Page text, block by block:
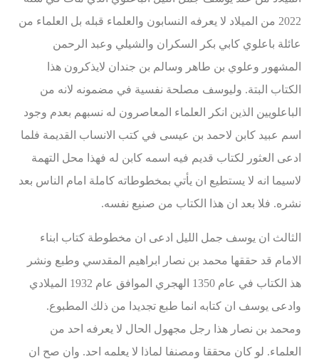
2022 من الميلاد لا يعرفه النسابون والعلماء قبله بل العلماء من
عائلة باعلوي كابي بكر السكران والشيلي وعبد الرحمن
المشهور وعلوي بن طاهر وسالم بن جندان لايذكرون هذا
الكتاب البتة. وليوسف مصلحة نفسية في مضمونه لانه من
الباعلويين الذين انكر العلماء المعاصرون له نسبهم بعدم وجود
اسم عبيد كابن لاحمد بن عيسى في كتب الانساب القديمة فلما
ادعى العثور لكتاب قديم فيه اسمه كابن له فهذا محل التهمة
لاسيما انه لا يستطيع ان يأتي بمخطوطاته كاملة امام الناس بعد
نشره. فلا بعد ان هذا الكتاب من صنيع نفسه.
الثالث ان يوسف جمل الليل ادعى ان مخطوطة كتاب ابناء
الامام قد حققها محمد بن نصار ابراهيم المقدسي وطبع ونشر
هذ الكتاب في عام 1350 الهجري الموافق عام 1932 الميلادي
وادعى يوسف ان كتابه انما طبع تجديدا من ذلك المطبوع.
ومحمد بن نصار هذا رجل مجهول الحال لا يعرفه احد من
العلماء. لو كان محققا ومصنفا لماذا لا يعلمه احد. وان صح ان